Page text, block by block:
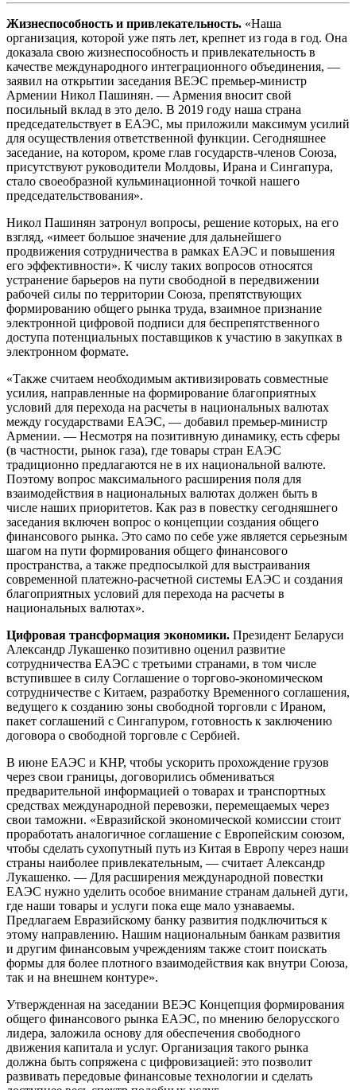
Жизнеспособность и привлекательность. «Наша
организация, которой уже пять лет, крепнет из года в год. Она
доказала свою жизнеспособность и привлекательность в
качестве международного интеграционного объединения, —
заявил на открытии заседания ВЕЭС премьер-министр
Армении Никол Пашинян. — Армения вносит свой
посильный вклад в это дело. В 2019 году наша страна
председательствует в ЕАЭС, мы приложили максимум усилий
для осуществления ответственной функции. Сегодняшнее
заседание, на котором, кроме глав государств-членов Союза,
присутствуют руководители Молдовы, Ирана и Сингапура,
стало своеобразной кульминационной точкой нашего
председательствования».
Никол Пашинян затронул вопросы, решение которых, на его
взгляд, «имеет большое значение для дальнейшего
продвижения сотрудничества в рамках ЕАЭС и повышения
его эффективности». К числу таких вопросов относятся
устранение барьеров на пути свободной в передвижении
рабочей силы по территории Союза, препятствующих
формированию общего рынка труда, взаимное признание
электронной цифровой подписи для беспрепятственного
доступа потенциальных поставщиков к участию в закупках в
электронном формате.
«Также считаем необходимым активизировать совместные
усилия, направленные на формирование благоприятных
условий для перехода на расчеты в национальных валютах
между государствами ЕАЭС, — добавил премьер-министр
Армении. — Несмотря на позитивную динамику, есть сферы
(в частности, рынок газа), где товары стран ЕАЭС
традиционно предлагаются не в их национальной валюте.
Поэтому вопрос максимального расширения поля для
взаимодействия в национальных валютах должен быть в
числе наших приоритетов. Как раз в повестку сегодняшнего
заседания включен вопрос о концепции создания общего
финансового рынка. Это само по себе уже является серьезным
шагом на пути формирования общего финансового
пространства, а также предпосылкой для выстраивания
современной платежно-расчетной системы ЕАЭС и создания
благоприятных условий для перехода на расчеты в
национальных валютах».
Цифровая трансформация экономики. Президент Беларуси
Александр Лукашенко позитивно оценил развитие
сотрудничества ЕАЭС с третьими странами, в том числе
вступившее в силу Соглашение о торгово-экономическом
сотрудничестве с Китаем, разработку Временного соглашения,
ведущего к созданию зоны свободной торговли с Ираном,
пакет соглашений с Сингапуром, готовность к заключению
договора о свободной торговле с Сербией.
В июне ЕАЭС и КНР, чтобы ускорить прохождение грузов
через свои границы, договорились обмениваться
предварительной информацией о товарах и транспортных
средствах международной перевозки, перемещаемых через
свои таможни. «Евразийской экономической комиссии стоит
проработать аналогичное соглашение с Европейским союзом,
чтобы сделать сухопутный путь из Китая в Европу через наши
страны наиболее привлекательным, — считает Александр
Лукашенко. — Для расширения международной повестки
ЕАЭС нужно уделить особое внимание странам дальней дуги,
где наши товары и услуги пока еще мало узнаваемы.
Предлагаем Евразийскому банку развития подключиться к
этому направлению. Нашим национальным банкам развития
и другим финансовым учреждениям также стоит поискать
формы для более плотного взаимодействия как внутри Союза,
так и на внешнем контуре».
Утвержденная на заседании ВЕЭС Концепция формирования
общего финансового рынка ЕАЭС, по мнению белорусского
лидера, заложила основу для обеспечения свободного
движения капитала и услуг. Организация такого рынка
должна быть сопряжена с цифровизацией: это позволит
развивать передовые финансовые технологии и сделать